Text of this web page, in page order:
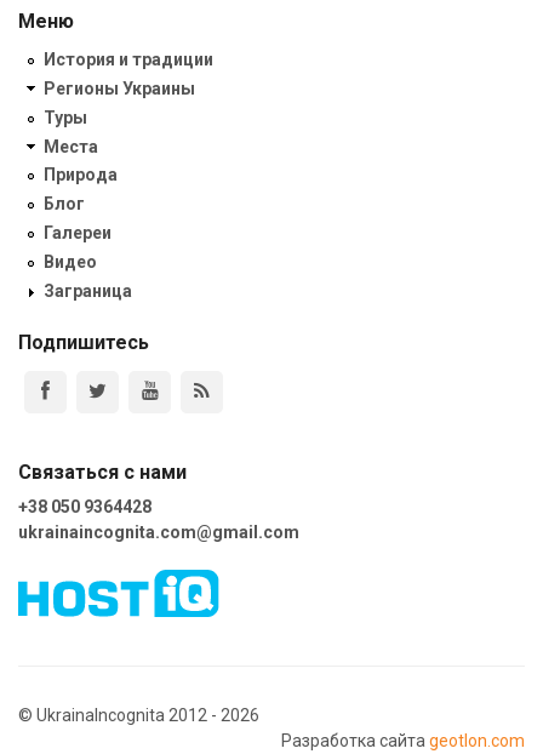
Меню
История и традиции
Регионы Украины
Туры
Места
Природа
Блог
Галереи
Видео
Заграница
Подпишитесь
Связаться с нами
+38 050 9364428
ukrainaincognita.com@gmail.com
© UkrainaIncognita 2012 - 2026
Разработка сайта geotlon.com